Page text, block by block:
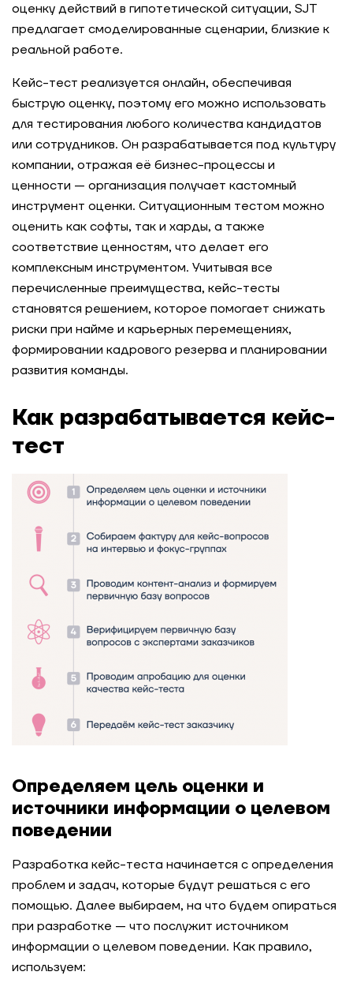
оценку действий в гипотетической ситуации, SJT
предлагает смоделированные сценарии, близкие к
реальной работе.
Кейс-тест реализуется онлайн, обеспечивая
быструю оценку, поэтому его можно использовать
для тестирования любого количества кандидатов
или сотрудников. Он разрабатывается под культуру
компании, отражая её бизнес-процессы и
ценности — организация получает кастомный
инструмент оценки. Ситуационным тестом можно
оценить как софты, так и харды, а также
соответствие ценностям, что делает его
комплексным инструментом. Учитывая все
перечисленные преимущества, кейс-тесты
становятся решением, которое помогает снижать
риски при найме и карьерных перемещениях,
формировании кадрового резерва и планировании
развития команды.
Как разрабатывается кейс-
тест
Определяем цель оценки и
источники информации о целевом
поведении
Разработка кейс-теста начинается с определения
проблем и задач, которые будут решаться с его
помощью. Далее выбираем, на что будем опираться
при разработке — что послужит источником
информации о целевом поведении. Как правило,
используем: